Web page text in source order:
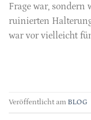
Frage war, sondern
ruinierten
war vor vielleicht
Veröffentlicht am BLOG